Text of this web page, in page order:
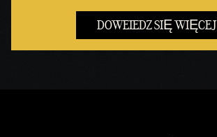
DOWEIEDZ SIĘ WIĘCEJ